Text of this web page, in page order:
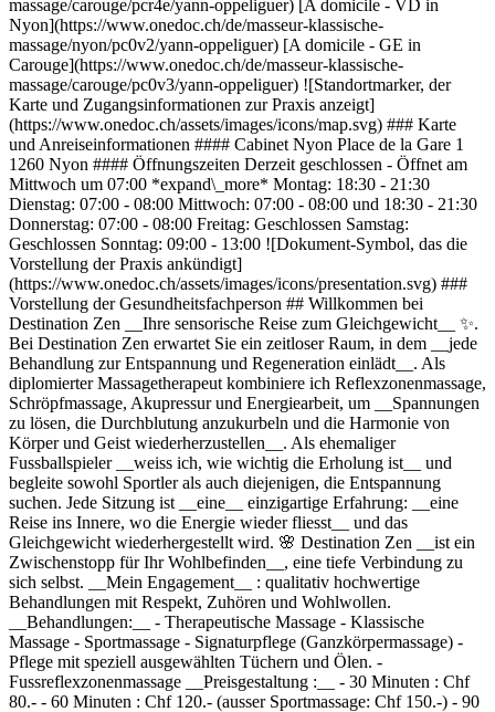
massage/carouge/pcr4e/yann-oppeliguer) [A domicile - VD in
Nyon](https://www.onedoc.ch/de/masseur-klassische-
massage/nyon/pc0v2/yann-oppeliguer) [A domicile - GE in
Carouge](https://www.onedoc.ch/de/masseur-klassische-
massage/carouge/pc0v3/yann-oppeliguer) ![Standortmarker, der
Karte und Zugangsinformationen zur Praxis anzeigt]
(https://www.onedoc.ch/assets/images/icons/map.svg) ### Karte
und Anreiseinformationen #### Cabinet Nyon Place de la Gare 1
1260 Nyon #### Öffnungszeiten Derzeit geschlossen - Öffnet am
Mittwoch um 07:00 *expand\_more* Montag: 18:30 - 21:30
Dienstag: 07:00 - 08:00 Mittwoch: 07:00 - 08:00 und 18:30 - 21:30
Donnerstag: 07:00 - 08:00 Freitag: Geschlossen Samstag:
Geschlossen Sonntag: 09:00 - 13:00 ![Dokument-Symbol, das die
Vorstellung der Praxis ankündigt]
(https://www.onedoc.ch/assets/images/icons/presentation.svg) ###
Vorstellung der Gesundheitsfachperson ## Willkommen bei
Destination Zen __Ihre sensorische Reise zum Gleichgewicht__ ✨.
Bei Destination Zen erwartet Sie ein zeitloser Raum, in dem __jede
Behandlung zur Entspannung und Regeneration einlädt__. Als
diplomierter Massagetherapeut kombiniere ich Reflexzonenmassage,
Schröpfmassage, Akupressur und Energiearbeit, um __Spannungen
zu lösen, die Durchblutung anzukurbeln und die Harmonie von
Körper und Geist wiederherzustellen__. Als ehemaliger
Fussballspieler __weiss ich, wie wichtig die Erholung ist__ und
begleite sowohl Sportler als auch diejenigen, die Entspannung
suchen. Jede Sitzung ist __eine__ einzigartige Erfahrung: __eine
Reise ins Innere, wo die Energie wieder fliesst__ und das
Gleichgewicht wiederhergestellt wird. 🌸 Destination Zen __ist ein
Zwischenstopp für Ihr Wohlbefinden__, eine tiefe Verbindung zu
sich selbst. __Mein Engagement__ : qualitativ hochwertige
Behandlungen mit Respekt, Zuhören und Wohlwollen.
__Behandlungen:__ - Therapeutische Massage - Klassische
Massage - Sportmassage - Signaturpflege (Ganzkörpermassage) -
Pflege mit speziell ausgewählten Tüchern und Ölen. -
Fussreflexzonenmassage __Preisgestaltung :__ - 30 Minuten : Chf
80.- - 60 Minuten : Chf 120.- (ausser Sportmassage: Chf 150.-) - 90